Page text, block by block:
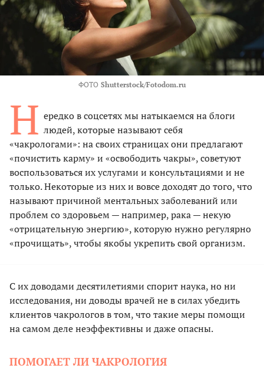
ФОТО Shutterstock/Fotodom.ru
Н ередко в соцсетях мы натыкаемся на блоги
людей, которые называют себя
«чакрологами»: на своих страницах они предлагают
«почистить карму» и «освободить чакры», советуют
воспользоваться их услугами и консультациями и не
только. Некоторые из них и вовсе доходят до того, что
называют причиной ментальных заболеваний или
проблем со здоровьем — например, рака — некую
«отрицательную энергию», которую нужно регулярно
«прочищать», чтобы якобы укрепить свой организм.
С их доводами десятилетиями спорит наука, но ни
исследования, ни доводы врачей не в силах убедить
клиентов чакрологов в том, что такие меры помощи
на самом деле неэффективны и даже опасны.
ПОМОГАЕТ ЛИ ЧАКРОЛОГИЯ